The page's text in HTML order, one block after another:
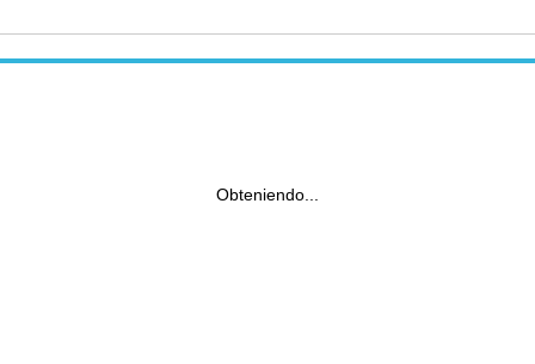
Obteniendo...